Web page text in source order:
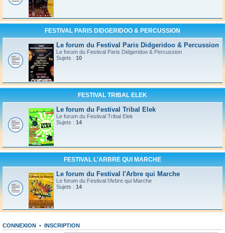
FESTIVAL PARIS DIDGERIDOO & PERCUSSION
Le forum du Festival Paris Didgeridoo & Percussion
Le forum du Festival Paris Didgeridoo & Percussion
Sujets : 10
FESTIVAL TRIBAL ELEK
Le forum du Festival Tribal Elek
Le forum du Festival Tribal Elek
Sujets : 14
FESTIVAL L'ARBRE QUI MARCHE
Le forum du Festival l'Arbre qui Marche
Le forum du Festival l'Arbre qui Marche
Sujets : 14
CONNEXION • INSCRIPTION